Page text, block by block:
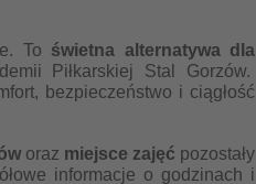
To świetna alternatywa dla
Piłkarskiej Stal Gorzów.
bezpieczeństwo i ciągłość
oraz miejsce zajęć pozostały
informacje o godzinach i